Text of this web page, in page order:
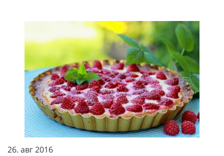
26. авг 2016